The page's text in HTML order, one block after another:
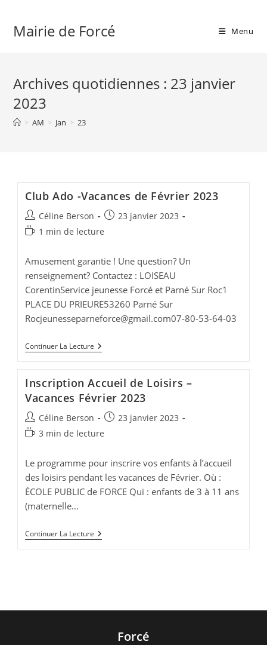
contentMairie de Forcé Menu
Archives quotidiennes : 23 janvier
2023
> AM > Jan > 23
Club Ado -Vacances de Février 2023
Auteur/autrice
de
Céline Berson
Publication
23 janvier 2023
Temps
lecture :
1 min de lecture
Amusement garantie ! Une question? Un
renseignement? Contactez : LOISEAU
CorentinService jeunesse Forcé et Parné Sur Roc1
PLACE DU PRIEURE53260 Parné Sur
Rocjeunesseparneforce@gmail.com07-80-53-64-03
Continuer La Lecture Club
Ado
De
Février
2023
Inscription Accueil de Loisirs –
Vacances Février 2023
Auteur/autrice
de
Céline Berson
Publication
23 janvier 2023
Temps
lecture :
3 min de lecture
Le programme pour inscrire vos enfants à l’accueil
des loisirs pendant les vacances de Février. Où :
ÉCOLE PUBLIC de FORCE Qui : enfants de 3 à 11 ans
(maternelle…
Continuer La Lecture Inscription
Accueil
Forcé